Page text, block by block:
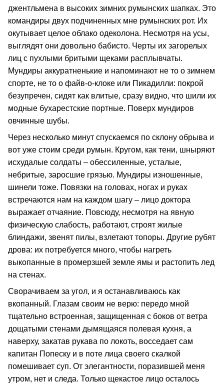
джентльмена в высоких зимних румынских шапках. Это
командиры двух подчиненных мне румынских рот. Их
окутывает целое облако одеколона. Несмотря на усы,
выглядят они довольно бабисто. Черты их загорелых
лиц с пухлыми бритыми щеками расплывчаты.
Мундиры аккуратненькие и напоминают не то о зимнем
спорте, не то о файв-о-клоке или Пикадилли: покрой
безупречен, сидят как влитые, сразу видно, что шили их
модные бухарестские портные. Поверх мундиров
овчинные шубы.
Через несколько минут спускаемся по склону обрыва и
вот уже стоим среди румын. Кругом, как тени, шныряют
исхудалые солдаты – обессиленные, усталые,
небритые, заросшие грязью. Мундиры изношенные,
шинели тоже. Повязки на головах, ногах и руках
встречаются нам на каждом шагу – лицо доктора
выражает отчаяние. Повсюду, несмотря на явную
физическую слабость, работают, строят жилые
блиндажи, звенят пилы, взлетают топоры. Другие рубят
дрова: их потребуется много, чтобы нагреть
выкопанные в промерзшей земле ямы и растопить лед
на стенах.
Сворачиваем за угол, и я останавливаюсь как
вкопанный. Глазам своим не верю: передо мной
тщательно встроенная, защищенная с боков от ветра
дощатыми стенами дымящаяся полевая кухня, а
наверху, закатав рукава по локоть, восседает сам
капитан Попеску и в поте лица своего скалкой
помешивает суп. От элегантности, поразившей меня
утром, нет и следа. Только щекастое лицо осталось